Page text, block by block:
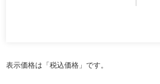
表示価格は「税込価格」です。